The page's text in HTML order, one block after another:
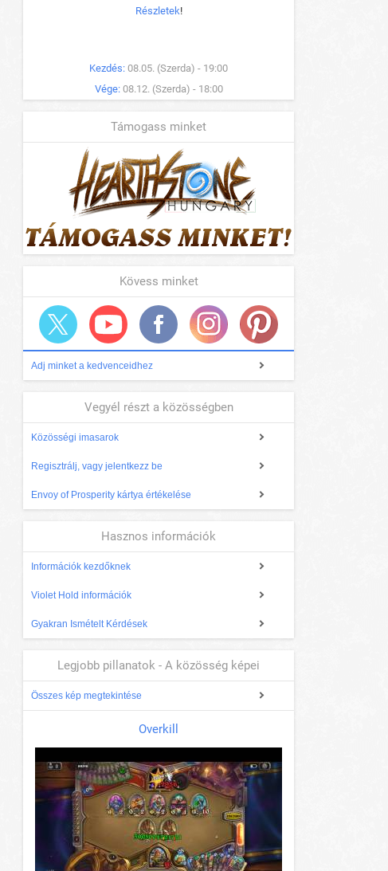
Részletek!
Kezdés: 08.05. (Szerda) - 19:00
Vége: 08.12. (Szerda) - 18:00
Támogass minket
Kövess minket
Adj minket a kedvenceidhez
Vegyél részt a közösségben
Közösségi imasarok
Regisztrálj, vagy jelentkezz be
Envoy of Prosperity kártya értékelése
Hasznos információk
Információk kezdőknek
Violet Hold információk
Gyakran Ismételt Kérdések
Legjobb pillanatok - A közösség képei
Összes kép megtekintése
Overkill